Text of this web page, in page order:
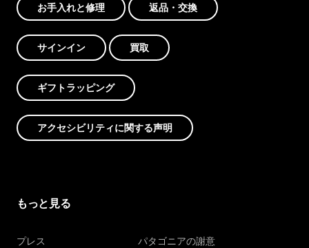
お手入れと修理 返品・交換
サインイン 買取
ギフトラッピング
アクセシビリティに関する声明
もっと見る
プレス パタゴニアの謝意